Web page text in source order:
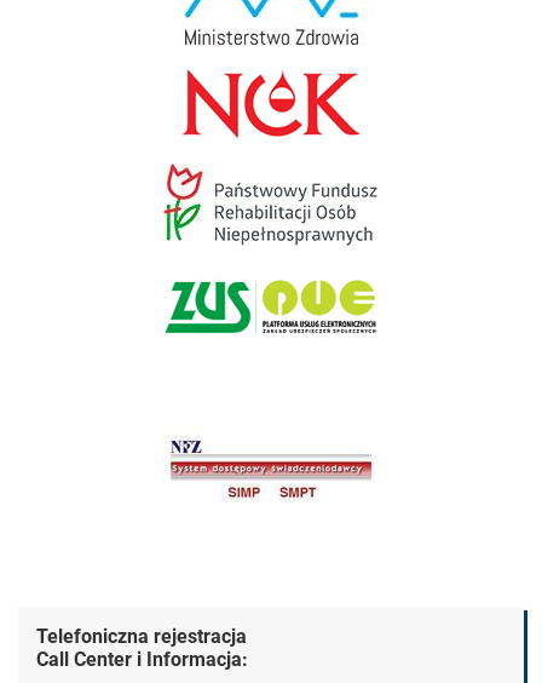
Dane kontaktowe
Telefoniczna rejestracja
Call Center i Informacja: